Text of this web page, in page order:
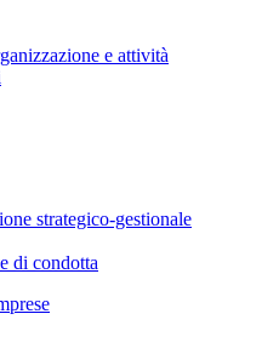
e attività
strategico-gestionale
di condotta